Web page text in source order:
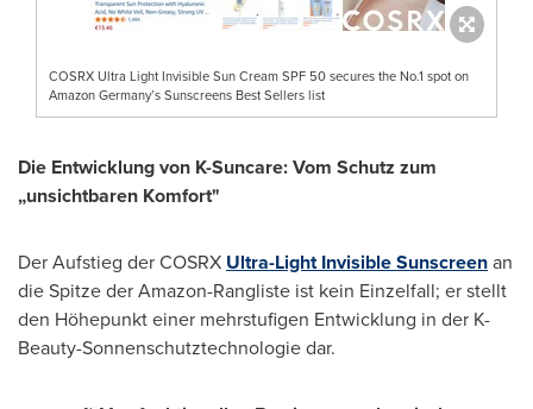
COSRX Ultra Light Invisible Sun Cream SPF 50 secures the No.1 spot on
Amazon Germany’s Sunscreens Best Sellers list
Die Entwicklung von K-Suncare: Vom Schutz zum
„unsichtbaren Komfort"
Der Aufstieg der COSRX Ultra-Light Invisible Sunscreenan
die Spitze der Amazon-Rangliste ist kein Einzelfall; er stellt
den Höhepunkt einer mehrstufigen Entwicklung in der K-
Beauty-Sonnenschutztechnologie dar.